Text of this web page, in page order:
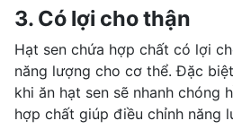
3. Có lợi cho thận
Hạt sen chứa hợp chất có lợi
năng lượng cho cơ thể. Đặc
khi ăn hạt sen sẽ nhanh chóng
hợp chất giúp điều chỉnh năng